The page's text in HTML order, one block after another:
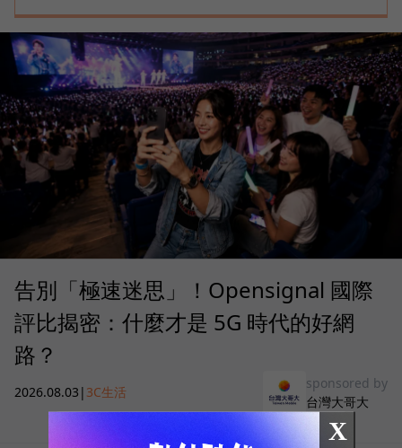
告別「極速迷思」！Opensignal 國際
評比揭密：什麼才是 5G 時代的好網
路？
2026.08.03 | 3C生活
sponsored by
台灣大哥大
X